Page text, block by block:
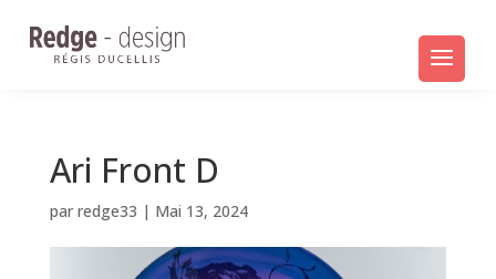
Ari Front D
par redge33 | Mai 13, 2024